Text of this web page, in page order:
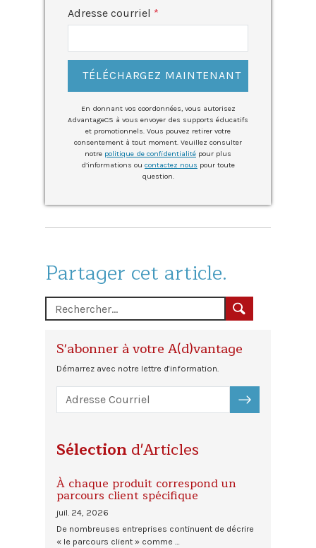
Adresse courriel
TÉLÉCHARGEZ MAINTENANT
En donnant vos coordonnées, vous autorisez
AdvantageCS à vous envoyer des supports éducatifs
et promotionnels. Vous pouvez retirer votre
consentement à tout moment. Veuillez consulter
notre politique de confidentialité pour plus
d’informations ou contactez nous pour toute
question.
Partager cet article.
S'abonner à votre A(d)vantage
Démarrez avec notre lettre d'information.
S'ABONNER
Sélection d'Articles
À chaque produit correspond un
parcours client spécifique
juil. 24, 2026
De nombreuses entreprises continuent de décrire
« le parcours client » comme …